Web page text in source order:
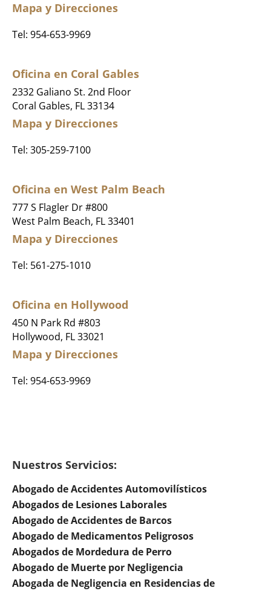
Mapa y Direcciones
Tel:954-653-9969
Oficina en Coral Gables
2332 Galiano St. 2nd Floor
Coral Gables, FL 33134
Mapa y Direcciones
Tel:305-259-7100
Oficina en West Palm Beach
777 S Flagler Dr #800
West Palm Beach, FL 33401
Mapa y Direcciones
Tel: 561-275-1010
Oficina en Hollywood
450 N Park Rd #803
Hollywood, FL 33021
Mapa y Direcciones
Tel:954-653-9969
Nuestros Servicios:
Abogado de Accidentes Automovilísticos
Abogados de Lesiones Laborales
Abogado de Accidentes de Barcos
Abogado de Medicamentos Peligrosos
Abogados de Mordedura de Perro
Abogado de Muerte por Negligencia
Abogada de Negligencia en Residencias de